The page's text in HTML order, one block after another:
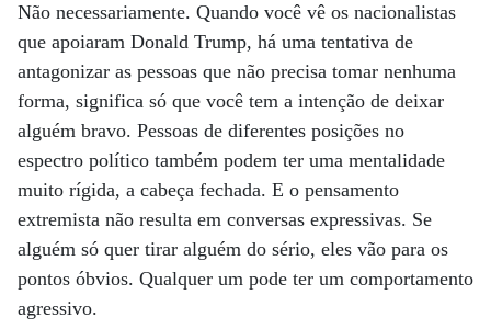
Não necessariamente. Quando você vê os nacionalistas
que apoiaram Donald Trump, há uma tentativa de
antagonizar as pessoas que não precisa tomar nenhuma
forma, significa só que você tem a intenção de deixar
alguém bravo. Pessoas de diferentes posições no
espectro político também podem ter uma mentalidade
muito rígida, a cabeça fechada. E o pensamento
extremista não resulta em conversas expressivas. Se
alguém só quer tirar alguém do sério, eles vão para os
pontos óbvios. Qualquer um pode ter um comportamento
agressivo.